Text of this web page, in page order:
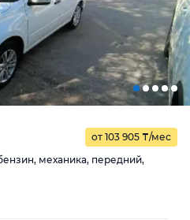
от 103 905 ₸/мес
механика, передний,